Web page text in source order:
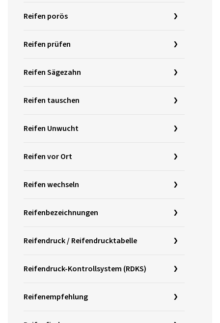
Reifen porös
Reifen prüfen
Reifen Sägezahn
Reifen tauschen
Reifen Unwucht
Reifen vor Ort
Reifen wechseln
Reifenbezeichnungen
Reifendruck / Reifendrucktabelle
Reifendruck-Kontrollsystem (RDKS)
Reifenempfehlung